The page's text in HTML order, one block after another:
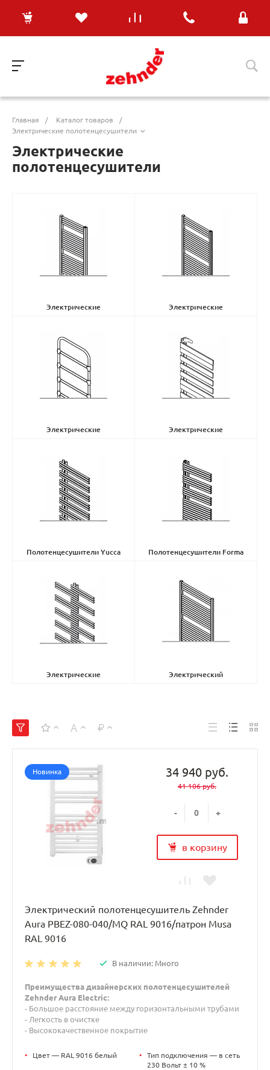
Главная / Каталог товаров
/
Электрические полотенцесушители
Электрические
полотенцесушители
Электрические
Электрические
Электрические
Электрические
Полотенцесушители Yucca
Полотенцесушители Forma
Электрические
Электрический
Новинка 34 940 руб.
41 106 руб.
- +
в корзину
Электрический полотенцесушитель Zehnder
Aura PBEZ-080-040/MQ RAL 9016/патрон Musa
RAL 9016
В наличии: Много
Преимущества дизайнерских полотенцесушителей
Zehnder Aura Electric:
- Большое расстояние между горизонтальными трубами
- Легкость в очистке
- Высококачественное покрытие
• Цвет — RAL 9016 белый •
Тип подключения — в сеть
230 Вольт ± 10 %